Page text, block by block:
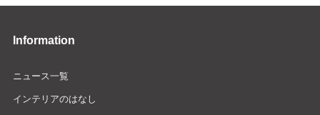
Information
ニュース一覧
インテリアのはなし